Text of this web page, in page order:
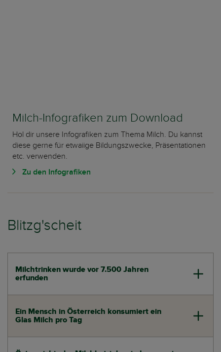
Milch-Infografiken zum Download
Hol dir unsere Infografiken zum Thema Milch. Du kannst
diese gerne für etwaiige Bildungszwecke, Präsentationen
etc. verwenden.
Zu den Infografiken
Blitzg'scheit
Milchtrinken wurde vor 7.500 Jahren
erfunden
Ein Mensch in Österreich konsumiert ein
Glas Milch pro Tag